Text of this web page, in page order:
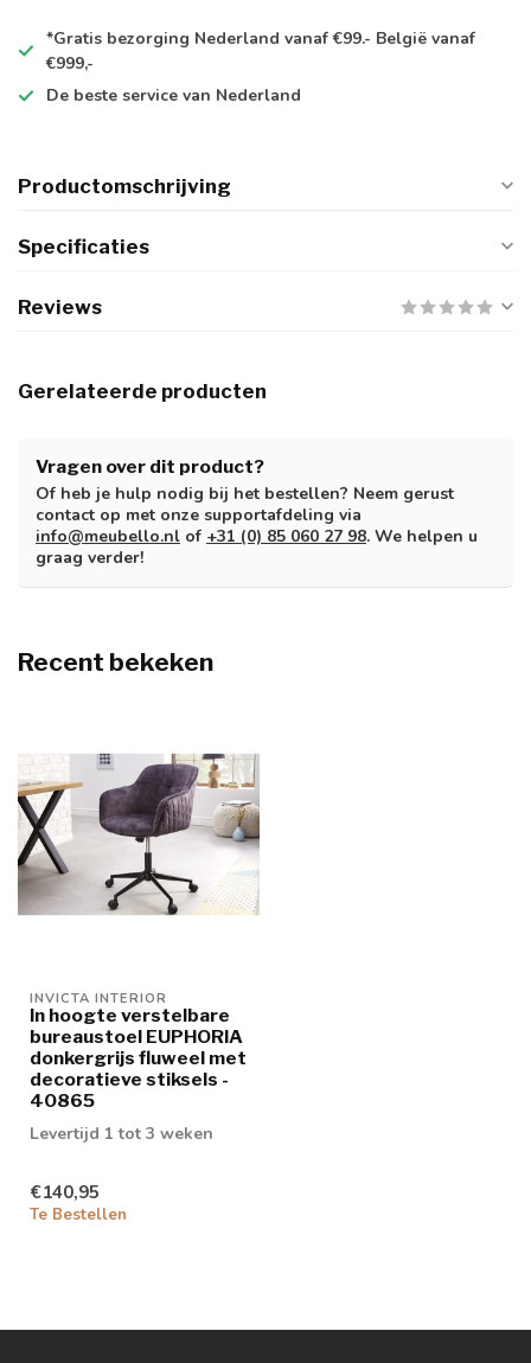
*Gratis bezorging Nederland vanaf €99.- België vanaf
€999,-
De beste service van Nederland
Productomschrijving
Specificaties
Reviews
Gerelateerde producten
Vragen over dit product?
Of heb je hulp nodig bij het bestellen? Neem gerust
contact op met onze supportafdeling via
info@meubello.nl of +31 (0) 85 060 27 98. We helpen u
graag verder!
Recent bekeken
INVICTA INTERIOR
In hoogte verstelbare
bureaustoel EUPHORIA
donkergrijs fluweel met
decoratieve stiksels -
40865
Levertijd 1 tot 3 weken
€140,95
Te Bestellen